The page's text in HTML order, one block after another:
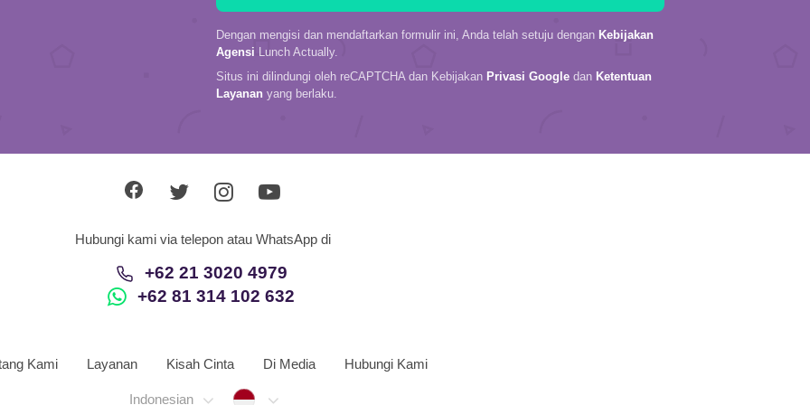
Dengan mengisi dan mendaftarkan formulir ini, Anda telah setuju dengan Kebijakan
Agensi Lunch Actually.
Situs ini dilindungi oleh reCAPTCHA dan Kebijakan Privasi Google dan Ketentuan
Layanan yang berlaku.
Hubungi kami via telepon atau WhatsApp di
+62 21 3020 4979
+62 81 314 102 632
Kami Layanan Kisah Cinta Di Media Hubungi Kami
Indonesian Indonesia